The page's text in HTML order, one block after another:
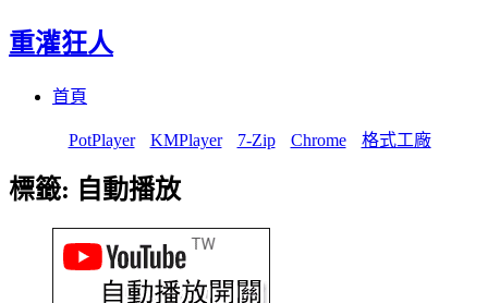
重灌狂人
首頁
PotPlayer KMPlayer 7-Zip Chrome 格式工廠
標籤: 自動播放